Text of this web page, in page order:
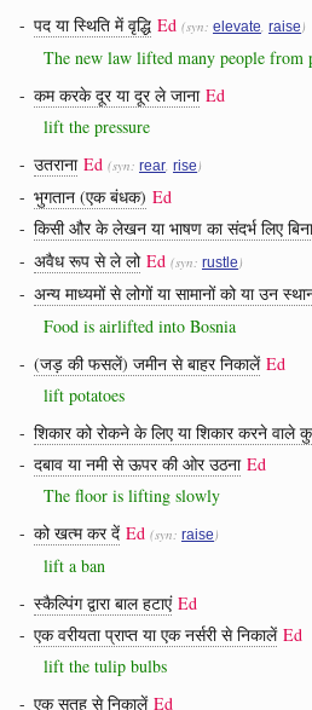
- पद या स्थिति में वृद्धि Ed (syn: elevate, raise)
The new law lifted many people from
- कम करके दूर या दूर ले जाना Ed
lift the pressure
- उतराना Ed (syn: rear, rise)
- भुगतान (एक बंधक) Ed
- किसी और के लेखन या भाषण का संदर्भ लिए
- अवैध रूप से ले लो Ed (syn: rustle)
- अन्य माध्यमों से लोगों या सामानों को या उन
Food is airlifted into Bosnia
- (जड़ की फसलें) जमीन से बाहर निकालें Ed
lift potatoes
- शिकार को रोकने के लिए या शिकार करने वाले
- दबाव या नमी से ऊपर की ओर उठना Ed
The floor is lifting slowly
- को खत्म कर दें Ed (syn: raise)
lift a ban
- स्कैल्पिंग द्वारा बाल हटाएं Ed
- एक वरीयता प्राप्त या एक नर्सरी से निकालें Ed
lift the tulip bulbs
- एक सतह से निकालें Ed